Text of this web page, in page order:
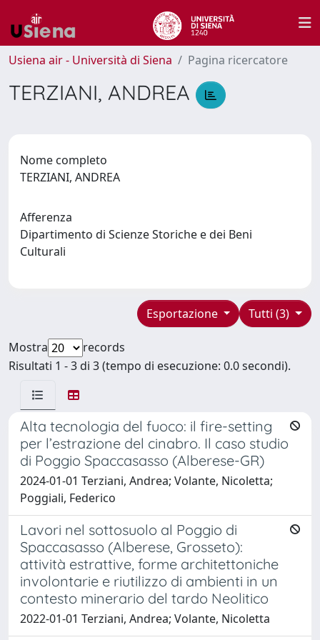
Usiena air - Università di Siena Pagina ricercatore
TERZIANI, ANDREA
Nome completo
TERZIANI, ANDREA
Afferenza
Dipartimento di Scienze Storiche e dei Beni
Culturali
Tutti (3)
Esportazione
Mostra
records
Risultati 1 - 3 di 3 (tempo di esecuzione: 0.0 secondi).
Alta tecnologia del fuoco: il fire-setting
per l’estrazione del cinabro. Il caso studio
di Poggio Spaccasasso (Alberese-GR)
2024-01-01 Terziani, Andrea; Volante, Nicoletta;
Poggiali, Federico
Lavori nel sottosuolo al Poggio di
Spaccasasso (Alberese, Grosseto):
attività estrattive, forme architettoniche
involontarie e riutilizzo di ambienti in un
contesto minerario del tardo Neolitico
2022-01-01 Terziani, Andrea; Volante, Nicoletta